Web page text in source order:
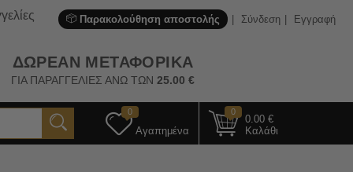
Παρακολούθηση αποστολής Σύνδεση Εγγραφή
ΔΩΡΕΑΝ ΜΕΤΑΦΟΡΙΚΑ
ΓΙΑ ΠΑΡΑΓΓΕΛΙΕΣ ΑΝΩ ΤΩΝ25.00 €
0
Αγαπημένα
0
0.00 €
Καλάθι